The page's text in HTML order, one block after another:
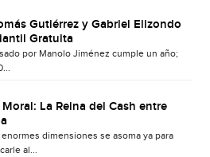
Gutiérrez y Gabriel Elizondo
Gratuita
por Manolo Jiménez cumple un año;
La Reina del Cash entre
dimensiones se asoma ya para
al...